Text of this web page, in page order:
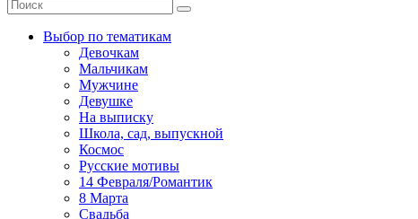
Выбор по тематикам
Девочкам
Мальчикам
Мужчине
Девушке
На выписку
Школа, сад, выпускной
Космос
Русские мотивы
14 Февраля/Романтик
8 Марта
Свадьба